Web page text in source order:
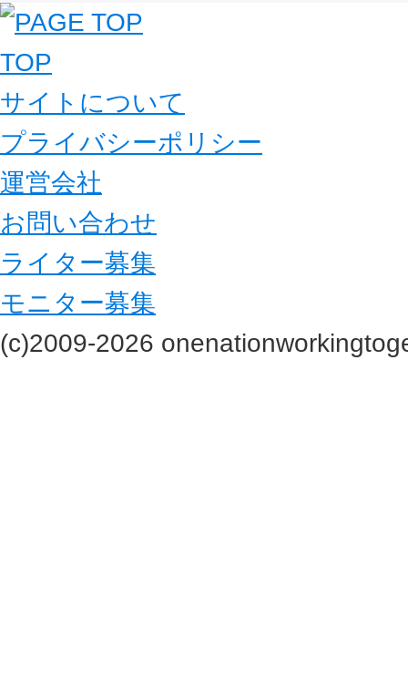
TOP
サイトについて
プライバシーポリシー
運営会社
お問い合わせ
ライター募集
モニター募集
(c)2009-2026